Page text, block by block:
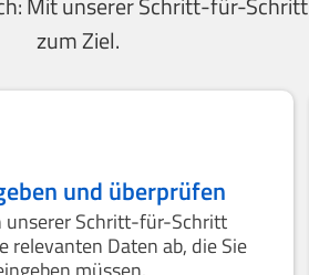
zum Ziel.
und überprüfen
unserer Schritt-für-Schritt
relevanten Daten ab, die Sie